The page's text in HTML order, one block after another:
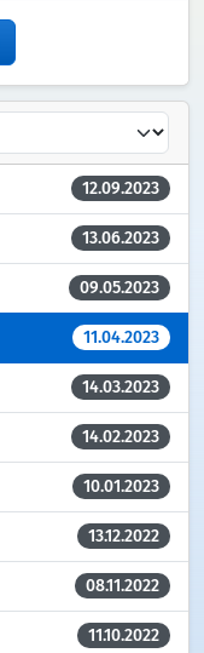
12.09.2023
13.06.2023
09.05.2023
11.04.2023
14.03.2023
14.02.2023
10.01.2023
13.12.2022
08.11.2022
11.10.2022